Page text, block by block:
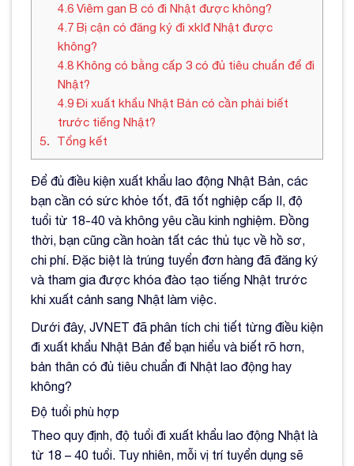
4.6Viêm gan B có đi Nhật được không?
4.7Bị cận có đăng ký đi xklđ Nhật được
không?
4.8Không có bằng cấp 3 có đủ tiêu chuẩn để đi
Nhật?
4.9Đi xuất khẩu Nhật Bản có cần phải biết
trước tiếng Nhật?
5
Tổng kết
Để đủ điều kiện xuất khẩu lao động Nhật Bản, các
bạn cần có sức khỏe tốt, đã tốt nghiệp cấp II, độ
tuổi từ 18-40 và không yêu cầu kinh nghiệm. Đồng
thời, bạn cũng cần hoàn tất các thủ tục về hồ sơ,
chi phí. Đặc biệt là trúng tuyển đơn hàng đã đăng ký
và tham gia được khóa đào tạo tiếng Nhật trước
khi xuất cảnh sang Nhật làm việc.
Dưới đây, JVNET đã phân tích chi tiết từng điều kiện
đi xuất khẩu Nhật Bản để bạn hiểu và biết rõ hơn,
bản thân có đủ tiêu chuẩn đi Nhật lao động hay
không?
Độ tuổi phù hợp
Theo quy định, độ tuổi đi xuất khẩu lao động Nhật là
từ 18 – 40 tuổi. Tuy nhiên, mỗi vị trí tuyển dụng sẽ